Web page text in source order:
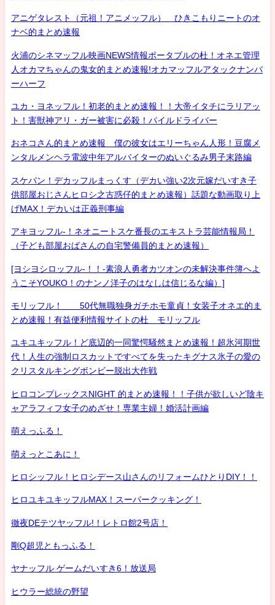
アニゲタレスト（元祖！アニメッフル） ひきこもりニートのオ
ナベ的まとめ速報
火浦のシネマッフル映画NEWS情報ポータブルの杜！オネエ管理
人オカマちゃんの鬼女的まとめ速報!オカマッフルアタックナンバ
ーハーフ
ユカ・ヨネッフル！初老的まとめ速報！！大帝イタチにラリアッ
ト！害獣神アリ・ガー被害に必殺！パイルドライバー
おネコさん的まとめ速報 僕の彼女はエリーちゃん人形！豆腐メ
ンタルメンヘラ電波中年アルバイターのぬいぐるみ男子末路編
スケバン！デカッフルまっくす（デカい強い2次元嫁だいすき子
供部屋おじさんヒロシ之古惑仔的まとめ速報）話題な動画取り上
げMAX！デカいは正義刑事編
アキヨッフル-！ネオニートスケ番長のエキストラ芸能情報局！
（子ども部屋おばさんの自宅警備員的まとめ速報）
[ヨシヨシロッフル-！！-素浪人勇者カツオンの未解決事件簿へよ
うこそYOUKO！のナンノ洋子のはなしは信じるな編）]
モリッフル！ 50代無職独身ガチホモ童貞！女装子オネエ的ま
とめ速報！有益便利情報サイトの杜 モリッフル
ユキユキッフル！ど底辺的一同驚愕騒然まとめ速報！超氷河期世
代！人生の強制ロスカットですべてを失ったキグナス氷子の愛の
クリスタルキングボンビー脱出大作戦
ヒロコンプレックスNIGHT 的まとめ速報！！子供が欲しいど陰キ
ャアラフィフ女子のめざせ！専業主婦！婚活計画編
萌えっふる！
萌えっとこあに！
ヒロシッフル！ヒロシデース山さんのリフォームひとりDIY！！
ヒロユキユキッフルMAX！スーパークッキング！
徹夜DEテツヤッフル!！レトロ館2号店！
剛Q超児ともっふる！
ヤナッフル ゲームだいすき6！放送局
ヒウラー総統の野望